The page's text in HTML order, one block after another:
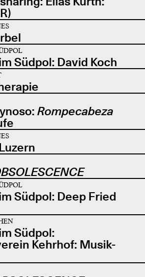
Südpol: David Koch
Rompecabeza
Südpol: Deep Fried
Südpol:
Kehrhof: Musik-